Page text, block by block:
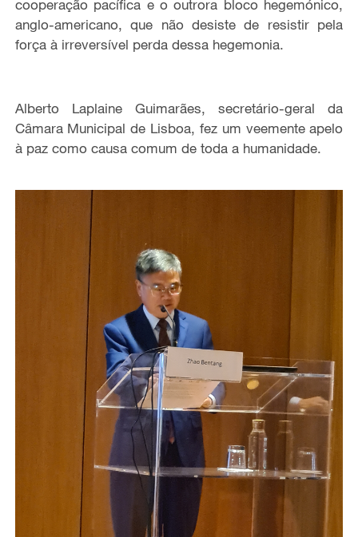
cooperação pacífica e o outrora bloco hegemónico,
anglo-americano, que não desiste de resistir pela
força à irreversível perda dessa hegemonia.
Alberto Laplaine Guimarães, secretário-geral da
Câmara Municipal de Lisboa, fez um veemente apelo
à paz como causa comum de toda a humanidade.